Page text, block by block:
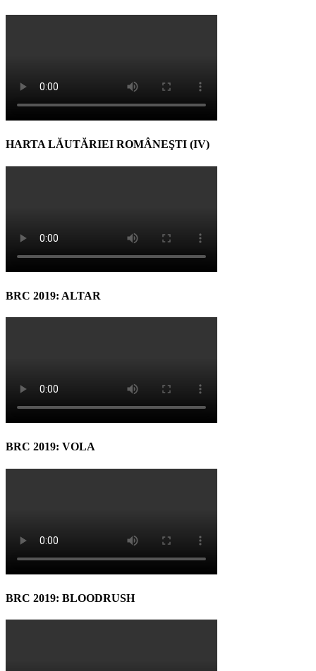
HARTA LĂUTĂRIEI ROMÂNEŞTI (IV)
BRC 2019: ALTAR
BRC 2019: VOLA
BRC 2019: BLOODRUSH